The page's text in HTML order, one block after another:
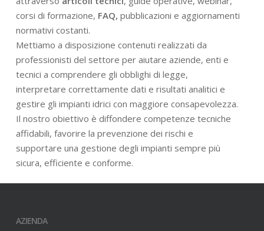
corsi di formazione, FAQ, pubblicazioni e aggiornamenti
normativi costanti.
Mettiamo a disposizione contenuti realizzati da
professionisti del settore per aiutare aziende, enti e
tecnici a comprendere gli obblighi di legge,
interpretare correttamente dati e risultati analitici e
gestire gli impianti idrici con maggiore consapevolezza.
Il nostro obiettivo è diffondere competenze tecniche
affidabili, favorire la prevenzione dei rischi e
supportare una gestione degli impianti sempre più
sicura, efficiente e conforme.
AZIENDA